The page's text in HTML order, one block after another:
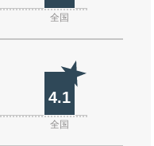
全国
4.1
全国